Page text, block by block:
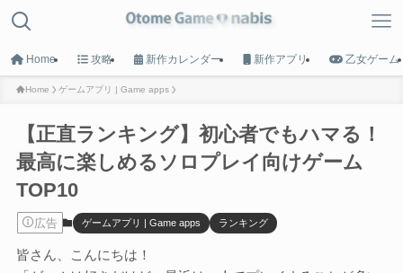
MENU
トップへ戻る
Home 攻略 新作カレンダー 新作アプリ 乙女ゲーム
Home ゲームアプリ | Game apps
【正直ランキング】初心者でもハマる！
最高に楽しめるソロプレイ向けゲーム
TOP10
広告 ゲームアプリ | Game apps ランキング
皆さん、こんにちは！